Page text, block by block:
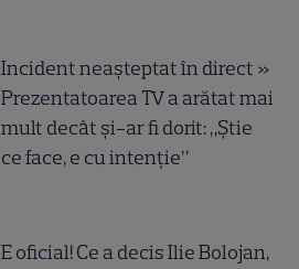
Incident neașteptat în direct »
Prezentatoarea TV a arătat mai
mult decât și-ar fi dorit: „Știe
ce face, e cu intenție”
E oficial! Ce a decis Ilie Bolojan,